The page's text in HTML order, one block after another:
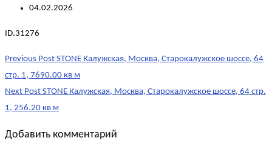
04.02.2026
ID.31276
Post
navigation
Previous Post STONE Калужская, Москва, Старокалужское шоссе, 64
стр. 1, 7690.00 кв м
Next Post STONE Калужская, Москва, Старокалужское шоссе, 64 стр.
1, 256.20 кв м
Добавить комментарий